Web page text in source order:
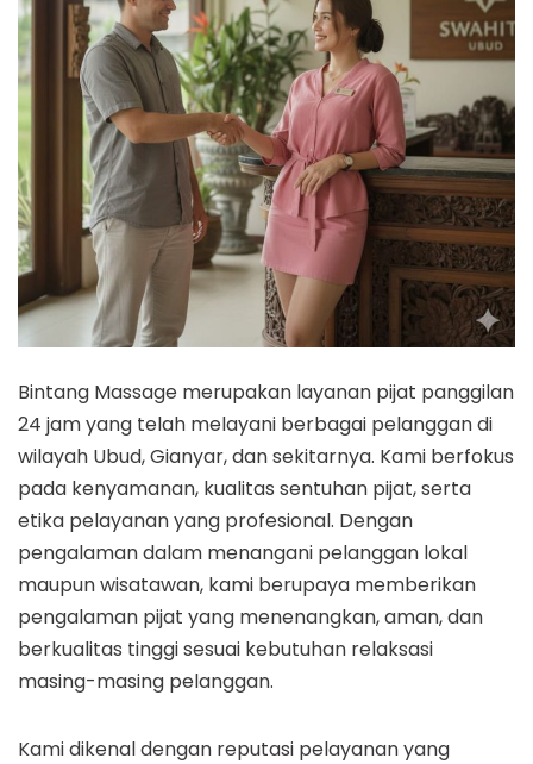
Bintang Massage merupakan layanan pijat panggilan
24 jam yang telah melayani berbagai pelanggan di
wilayah Ubud, Gianyar, dan sekitarnya. Kami berfokus
pada kenyamanan, kualitas sentuhan pijat, serta
etika pelayanan yang profesional. Dengan
pengalaman dalam menangani pelanggan lokal
maupun wisatawan, kami berupaya memberikan
pengalaman pijat yang menenangkan, aman, dan
berkualitas tinggi sesuai kebutuhan relaksasi
masing-masing pelanggan.
Kami dikenal dengan reputasi pelayanan yang